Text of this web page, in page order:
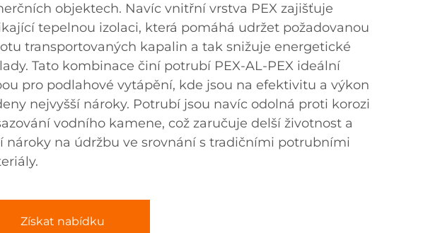
objektech. Navíc vnitřní vrstva PEX zajišťuje
tepelnou izolaci, která pomáhá udržet požadovanou
transportovaných kapalin a tak snižuje energetické
Tato kombinace činí potrubí PEX-AL-PEX ideální
pro podlahové vytápění, kde jsou na efektivitu a výkon
nejvyšší nároky. Potrubí jsou navíc odolná proti korozi
vodního kamene, což zaručuje delší životnost a
nároky na údržbu ve srovnání s tradičními potrubními
Získat nabídku